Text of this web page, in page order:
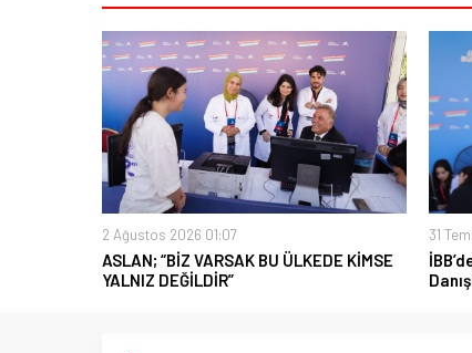
2 Ağustos 2026 01:07
ASLAN; “BİZ VARSAK BU ÜLKEDE KİMSE
YALNIZ DEĞİLDİR”
31